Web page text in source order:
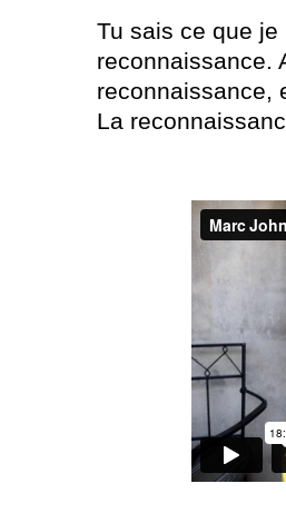
Tu sais ce que je
reconnaissance.
reconnaissance,
La